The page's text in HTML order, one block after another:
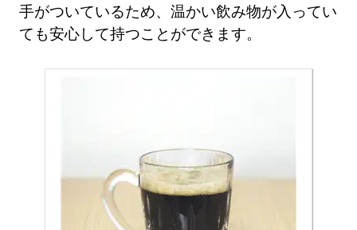
手がついているため、温かい飲み物が入ってい
ても安心して持つことができます。